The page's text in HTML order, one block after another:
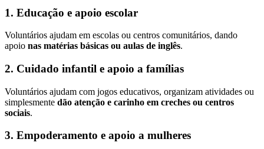
1. Educação e apoio escolar
Voluntários ajudam em escolas ou centros comunitários, dando
apoio nas matérias básicas ou aulas de inglês.
2. Cuidado infantil e apoio a famílias
Voluntários ajudam com jogos educativos, organizam atividades ou
simplesmente dão atenção e carinho em creches ou centros
sociais.
3. Empoderamento e apoio a mulheres